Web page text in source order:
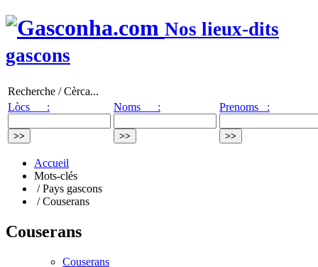
Nos lieux-dits
gascons
Recherche / Cèrca...
Lòcs :
Noms : Prenoms :
Accueil
Mots-clés
/ Pays gascons
/ Couserans
Couserans
Couserans